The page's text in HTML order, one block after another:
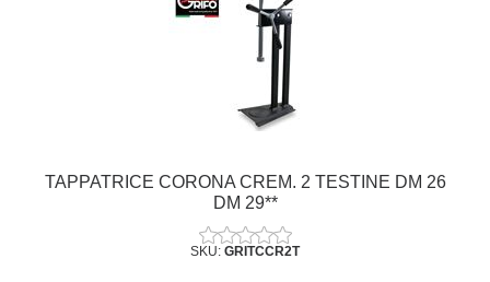
TAPPATRICE CORONA CREM. 2 TESTINE DM 26
DM 29**
SKU: GRITCCR2T